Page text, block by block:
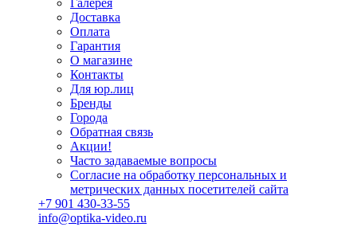
Галерея
Доставка
Оплата
Гарантия
О магазине
Контакты
Для юр.лиц
Бренды
Города
Обратная связь
Акции!
Часто задаваемые вопросы
Согласие на обработку персональных и
метрических данных посетителей сайта
+7 901 430-33-55
info@optika-video.ru